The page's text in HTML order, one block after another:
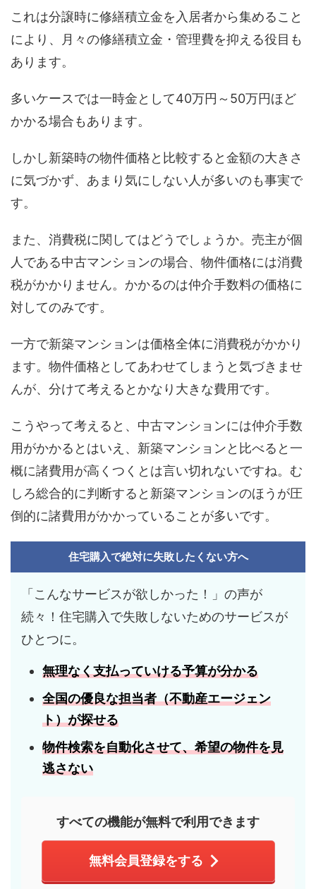
これは分譲時に修繕積立金を入居者から集めること
により、月々の修繕積立金・管理費を抑える役目も
あります。
多いケースでは一時金として40万円～50万円ほど
かかる場合もあります。
しかし新築時の物件価格と比較すると金額の大きさ
に気づかず、あまり気にしない人が多いのも事実で
す。
また、消費税に関してはどうでしょうか。売主が個
人である中古マンションの場合、物件価格には消費
税がかかりません。かかるのは仲介手数料の価格に
対してのみです。
一方で新築マンションは価格全体に消費税がかかり
ます。物件価格としてあわせてしまうと気づきませ
んが、分けて考えるとかなり大きな費用です。
こうやって考えると、中古マンションには仲介手数
用がかかるとはいえ、新築マンションと比べると一
概に諸費用が高くつくとは言い切れないですね。む
しろ総合的に判断すると新築マンションのほうが圧
倒的に諸費用がかかっていることが多いです。
住宅購入で絶対に失敗したくない方へ
「こんなサービスが欲しかった！」の声が
続々！住宅購入で失敗しないためのサービスが
ひとつに。
無理なく支払っていける予算が分かる
全国の優良な担当者（不動産エージェン
ト）が探せる
物件検索を自動化させて、希望の物件を見
逃さない
すべての機能が無料で利用できます
無料会員登録をする